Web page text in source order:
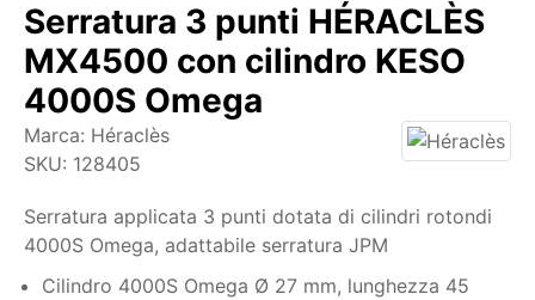
Serratura 3 punti HÉRACLÈS
MX4500 con cilindro KESO
4000S Omega
Marca: Héraclès
SKU: 128405
Serratura applicata 3 punti dotata di cilindri rotondi
4000S Omega, adattabile serratura JPM
Cilindro 4000S Omega Ø 27 mm, lunghezza 45